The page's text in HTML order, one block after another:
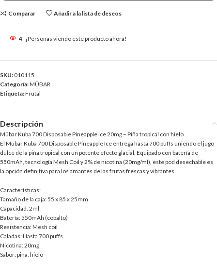
Comparar Añadir a la lista de deseos
4 ¡Personas viendo este producto ahora!
SKU: 010115
Categoría:MÜBAR
Etiqueta:Frutal
Descripción
Mübar Kuba 700 Disposable Pineapple Ice 20mg – Piña tropical con hielo
El Mübar Kuba 700 Disposable Pineapple Ice entrega hasta 700 puffs uniendo el jugo
dulce de la piña tropical con un potente efecto glacial. Equipado con batería de
550mAh, tecnología Mesh Coil y 2% de nicotina (20mg/ml), este pod desechable es
la opción definitiva para los amantes de las frutas frescas y vibrantes.
Características:
Tamaño de la caja: 55 x 85 x 25mm
Capacidad: 2ml
Batería: 550mAh (cobalto)
Resistencia: Mesh coil
Caladas: Hasta 700 puffs
Nicotina: 20mg
Sabor: piña, hielo